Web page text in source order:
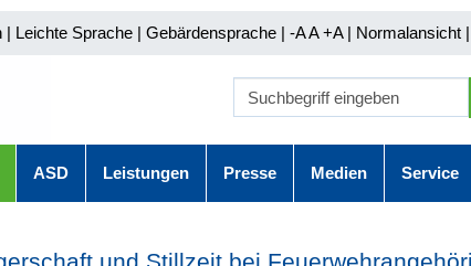
| Leichte Sprache | Gebärdensprache | -A A+A | Normalansicht |
ASD Leistungen Presse Medien Service